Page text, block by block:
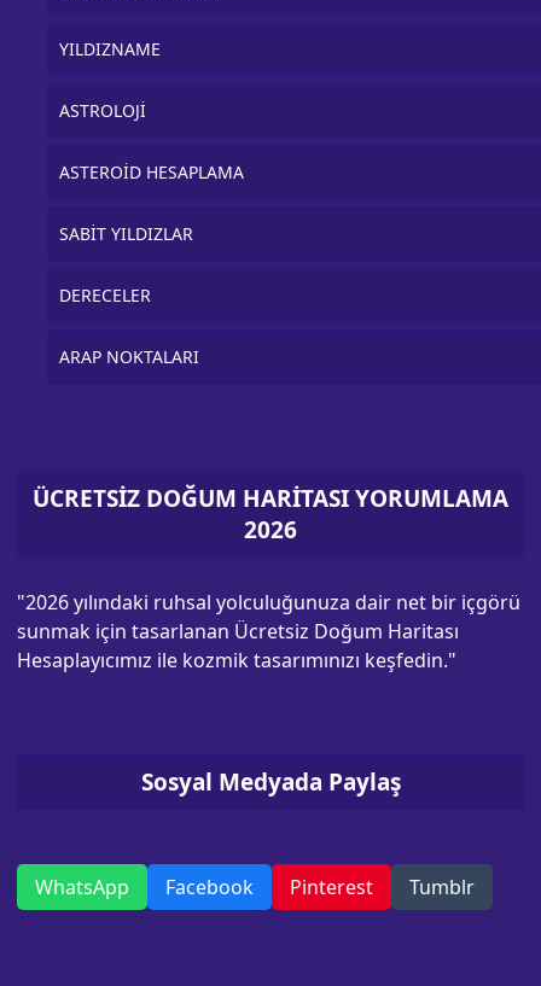
YILDIZNAME
ASTROLOJİ
ASTEROİD HESAPLAMA
SABİT YILDIZLAR
DERECELER
ARAP NOKTALARI
ÜCRETSİZ DOĞUM HARİTASI YORUMLAMA
2026
"2026 yılındaki ruhsal yolculuğunuza dair net bir içgörü
sunmak için tasarlanan Ücretsiz Doğum Haritası
Hesaplayıcımız ile kozmik tasarımınızı keşfedin."
Sosyal Medyada Paylaş
WhatsApp Facebook Pinterest Tumblr